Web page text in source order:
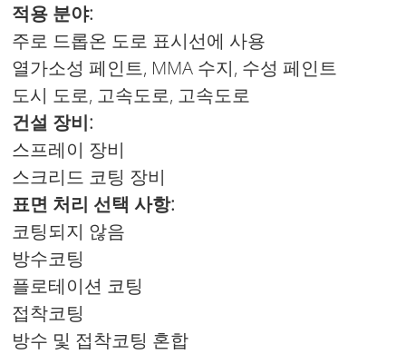
적용 분야:
주로 드롭온 도로 표시선에 사용
열가소성 페인트, MMA 수지, 수성 페인트
도시 도로, 고속도로, 고속도로
건설 장비:
스프레이 장비
스크리드 코팅 장비
표면 처리 선택 사항:
코팅되지 않음
방수코팅
플로테이션 코팅
접착코팅
방수 및 접착코팅 혼합